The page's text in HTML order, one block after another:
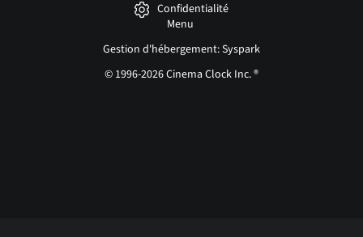
Confidentialité
Menu
Gestion d'hébergement: Syspark
© 1996-2026 Cinema Clock Inc. ®